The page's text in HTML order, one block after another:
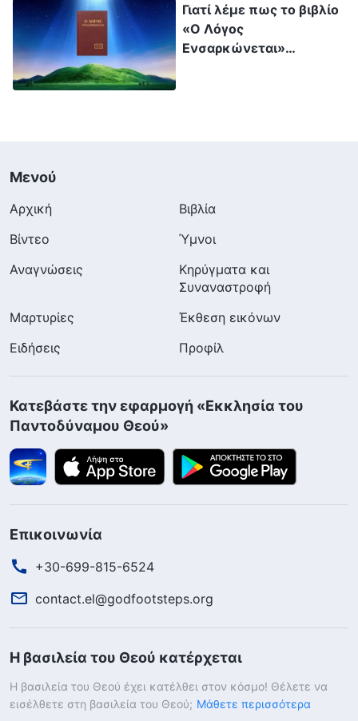
Γιατί λέμε πως το βιβλίο
«Ο Λόγος
Ενσαρκώνεται»
Μενού
Αρχική
Βιβλία
Βίντεο
Ύμνοι
Αναγνώσεις
Κηρύγματα και
Συναναστροφή
Μαρτυρίες
Έκθεση εικόνων
Ειδήσεις
Προφίλ
Κατεβάστε την εφαρμογή «Εκκλησία του
Παντοδύναμου Θεού»
Επικοινωνία
+30-699-815-6524
contact.el@godfootsteps.org
Η βασιλεία του Θεού κατέρχεται
Η βασιλεία του Θεού έχει κατέλθει στον κόσμο! Θέλετε να
εισέλθετε στη βασιλεία του Θεού; Μάθετε περισσότερα